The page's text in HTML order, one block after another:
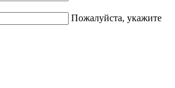
Пожалуйста, укажите